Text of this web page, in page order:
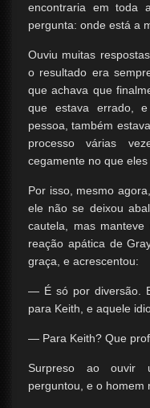
encontraria em toda
pergunta: onde está a
Ouviu muitas
o resultado era
que achava que
que estava errado,
pessoa, também
processo várias
cegamente no que eles
Por isso, mesmo
ele não se deixou
cautela, mas
reação apática de
graça, e acrescentou:
— É só por diversão.
para Keith, e aquele
— Para Keith? Que
Surpreso ao ouvir
perguntou, e o homem